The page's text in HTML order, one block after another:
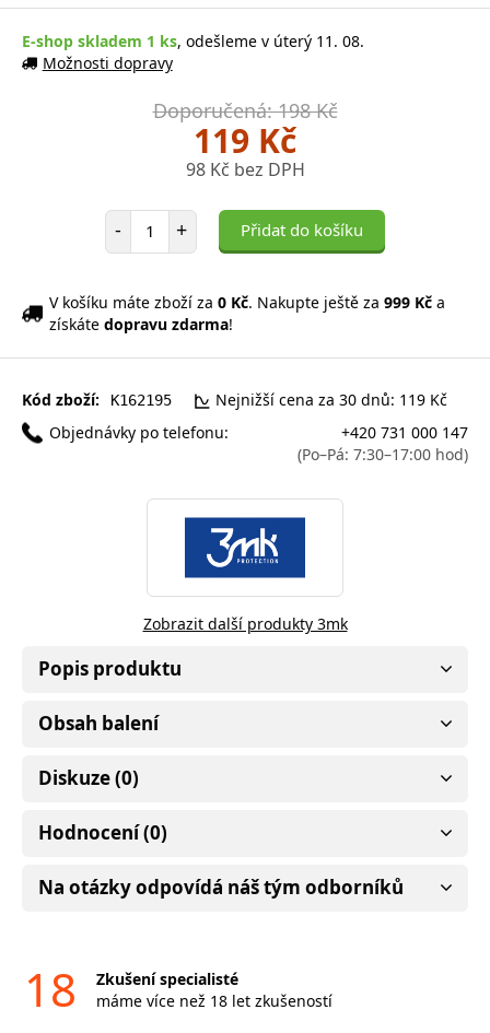
E-shop skladem 1 ks, odešleme v úterý 11. 08.
Možnosti dopravy
Doporučená: 198 Kč
119 Kč
98 Kč bez DPH
- Počet položek
+ Přidat do košíku
V košíku máte zboží za 0 Kč. Nakupte ještě za 999 Kč a
získáte dopravu zdarma!
Kód zboží: K162195
Nejnižší cena za 30 dnů: 119 Kč
Objednávky po telefonu:
+420 731 000 147
(Po–Pá: 7:30–17:00 hod)
Zobrazit další produkty 3mk
Popis produktu
Obsah balení
Diskuze (0)
Hodnocení (0)
Na otázky odpovídá náš tým odborníků
18
Zkušení specialisté
máme více než 18 let zkušeností